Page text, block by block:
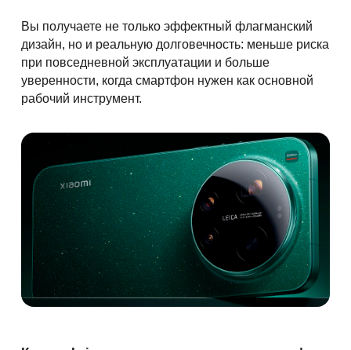
Вы получаете не только эффектный флагманский
дизайн, но и реальную долговечность: меньше риска
при повседневной эксплуатации и больше
уверенности, когда смартфон нужен как основной
рабочий инструмент.